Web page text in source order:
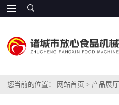
您当前的位置： 网站首页 > 产品展厅